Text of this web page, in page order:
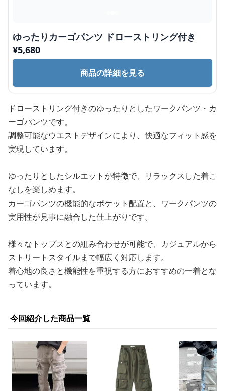
ゆったりカーゴパンツ ドローストリング付き
¥5,680
商品の詳細を見る
ドローストリング付きのゆったりとしたワークパンツ・カ
ーゴパンツです。
調整可能なウエストデザインにより、快適なフィット感を
実現しています。
ゆったりとしたシルエットが特徴で、リラックスした着こ
なしを楽しめます。
カーゴパンツの機能的なポケット配置と、ワークパンツの
実用性が見事に融合した仕上がりです。
様々なトップスとの組み合わせが可能で、カジュアルから
ストリートスタイルまで幅広く対応します。
着心地の良さと機能性を重視する方におすすめの一着とな
っています。
今回紹介した商品一覧